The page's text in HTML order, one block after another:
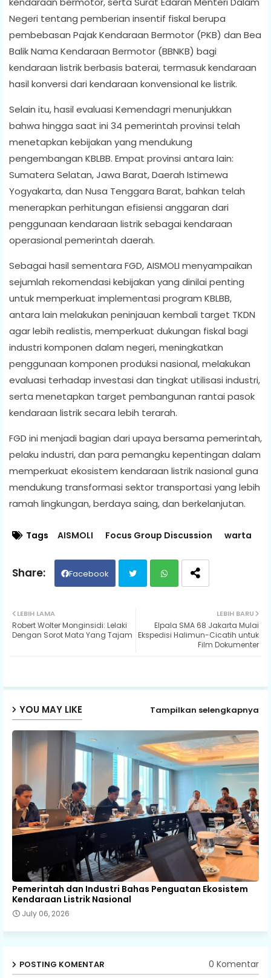
Negeri tentang pemberian insentif fiskal berupa
pembebasan Pajak Kendaraan Bermotor (PKB) dan Bea
Balik Nama Kendaraan Bermotor (BBNKB) bagi
kendaraan listrik berbasis baterai, termasuk kendaraan
hasil konversi dari kendaraan konvensional ke listrik.
Selain itu, hasil evaluasi Kemendagri menunjukkan
bahwa hingga saat ini 34 pemerintah provinsi telah
menetapkan kebijakan yang mendukung
pengembangan KBLBB. Empat provinsi antara lain:
Sumatera Selatan, Jawa Barat, Daerah Istimewa
Yogyakarta, dan Nusa Tenggara Barat, bahkan telah
menerapkan perhitungan efisiensi anggaran dari
penggunaan kendaraan listrik sebagai kendaraan
operasional pemerintah daerah.
Sebagai hasil sementara FGD, AISMOLI menyampaikan
sejumlah rekomendasi kebijakan yang dinilai penting
untuk memperkuat implementasi program KBLBB,
antara lain melakukan peninjauan kembali target TKDN
agar lebih realistis, memperkuat dukungan fiskal bagi
industri komponen dalam negeri, meningkatkan
penggunaan komponen produksi nasional, melakukan
evaluasi terhadap investasi dan tingkat utilisasi industri,
serta menetapkan target pembangunan rantai pasok
kendaraan listrik secara lebih terarah.
FGD ini menjadi bagian dari upaya bersama pemerintah,
pelaku industri, dan para pemangku kepentingan dalam
memperkuat ekosistem kendaraan listrik nasional guna
mendukung transformasi sektor transportasi yang lebih
ramah lingkungan, berdaya saing, dan berkelanjutan.
Tags AISMOLI Focus Group Discussion warta
Facebook
ats
LEBIH BARU
Elpala SMA 68 Jakarta Mulai
Ekspedisi Halimun-Cicatih untuk
Film Dokumenter
LEBIH LAMA
Robert Wolter Monginsidi: Lelaki
Dengan Sorot Mata Yang Tajam
YOU MAY LIKE Tampilkan selengkapnya
Pemerintah dan Industri Bahas Penguatan Ekosistem
Kendaraan Listrik Nasional
July 06, 2026
POSTING KOMENTAR 0 Komentar